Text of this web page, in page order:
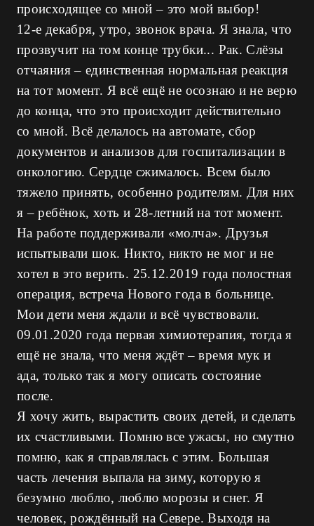
происходящее со мной – это мой выбор!
12-е декабря, утро, звонок врача. Я знала, что
прозвучит на том конце трубки... Рак. Слёзы
отчаяния – единственная нормальная реакция
на тот момент. Я всё ещё не осознаю и не верю
до конца, что это происходит действительно
со мной. Всё делалось на автомате, сбор
документов и анализов для госпитализации в
онкологию. Сердце сжималось. Всем было
тяжело принять, особенно родителям. Для них
я – ребёнок, хоть и 28-летний на тот момент.
На работе поддерживали «молча». Друзья
испытывали шок. Никто, никто не мог и не
хотел в это верить. 25.12.2019 года полостная
операция, встреча Нового года в больнице.
Мои дети меня ждали и всё чувствовали.
09.01.2020 года первая химиотерапия, тогда я
ещё не знала, что меня ждёт – время мук и
ада, только так я могу описать состояние
после.
Я хочу жить, вырастить своих детей, и сделать
их счастливыми. Помню все ужасы, но смутно
помню, как я справлялась с этим. Большая
часть лечения выпала на зиму, которую я
безумно люблю, люблю морозы и снег. Я
человек, рождённый на Севере. Выходя на